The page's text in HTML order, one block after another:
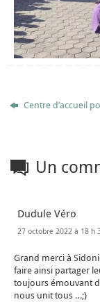
Centre d’accueil
Un
Dudule Véro
27 octobre 2022 à 18 h
Grand merci à
faire ainsi partager
toujours émouvant
nous unit tous …;)